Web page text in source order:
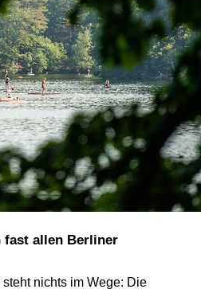
nichts im Wege: Die